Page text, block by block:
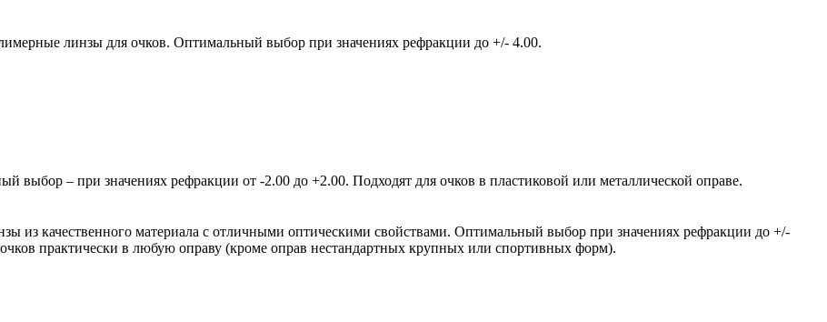
линзы для очков. Оптимальный выбор при значениях рефракции до +/- 4.00.
выбор – при значениях рефракции от -2.00 до +2.00. Подходят для очков в пластиковой или металлической оправе.
из качественного материала с отличными оптическими свойствами. Оптимальный выбор при значениях рефракции до +/-
практически в любую оправу (кроме оправ нестандартных крупных или спортивных форм).